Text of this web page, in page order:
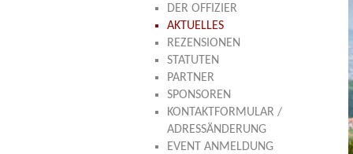
DER OFFIZIER
AKTUELLES
REZENSIONEN
STATUTEN
PARTNER
SPONSOREN
KONTAKTFORMULAR /
ADRESSÄNDERUNG
EVENT ANMELDUNG